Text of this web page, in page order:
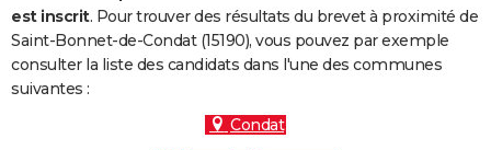
S'inscrire
Se connecter
Lycées
Collèges
Primaires
Universités
Entreprises
Service militaire
Avis de recherche
AVIS DE DÉCÈS
FORUM
est inscrit. Pour trouver des résultats du brevet à proximité de
Saint-Bonnet-de-Condat (15190), vous pouvez par exemple
consulter la liste des candidats dans l'une des communes
suivantes :
Condat